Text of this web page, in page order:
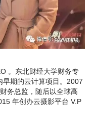
。东北财经大学财务专
期的云计算项目。2007
务总监，随后以全球高
年创办云摄影平台 V.P